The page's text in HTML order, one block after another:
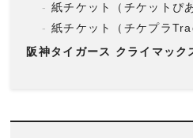
紙チケット（チケットぴ
紙チケット（チケプラ
阪神タイガース クライマック